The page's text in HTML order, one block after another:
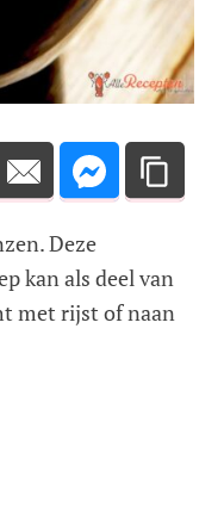
Deze
kan als deel van
met rijst of naan